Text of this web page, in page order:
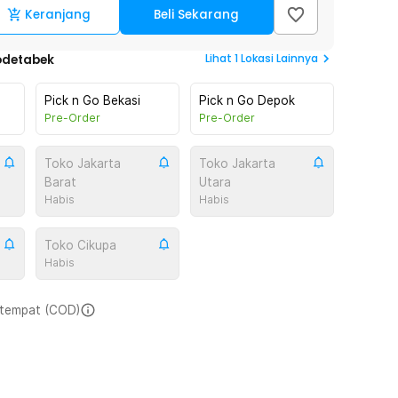
Keranjang Beli Sekarang
Lihat 1Lokasi Lainnya
Pick n Go Bekasi
Pre-Order
Pick n Go Depok
Pre-Order
Toko Jakarta
Barat
Habis
Toko Jakarta
Utara
Habis
Toko Cikupa
Habis
(COD)